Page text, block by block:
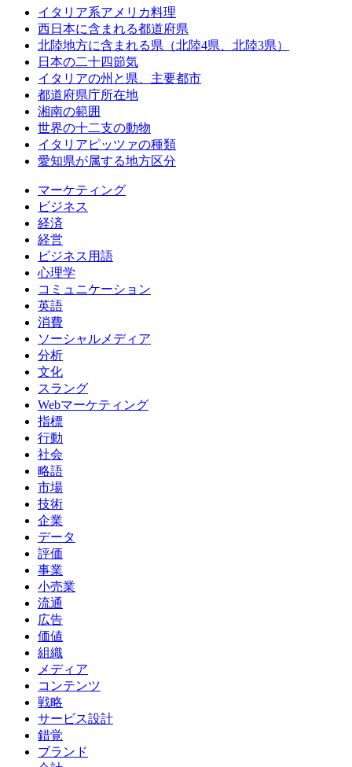
イタリア系アメリカ料理
西日本に含まれる都道府県
北陸地方に含まれる県（北陸4県、北陸3県）
日本の二十四節気
イタリアの州と県、主要都市
都道府県庁所在地
湘南の範囲
世界の十二支の動物
イタリアピッツァの種類
愛知県が属する地方区分
マーケティング
ビジネス
経済
経営
ビジネス用語
心理学
コミュニケーション
英語
消費
ソーシャルメディア
分析
文化
スラング
Webマーケティング
指標
行動
社会
略語
市場
技術
企業
データ
評価
事業
小売業
流通
広告
価値
組織
メディア
コンテンツ
戦略
サービス設計
錯覚
ブランド